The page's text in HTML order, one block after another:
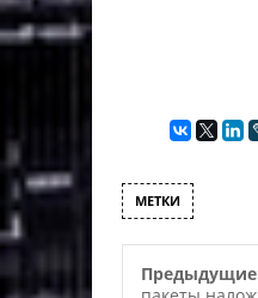
контейнерам
повышенные
касающиеся
опасных
объемов.…
МЕТКИ